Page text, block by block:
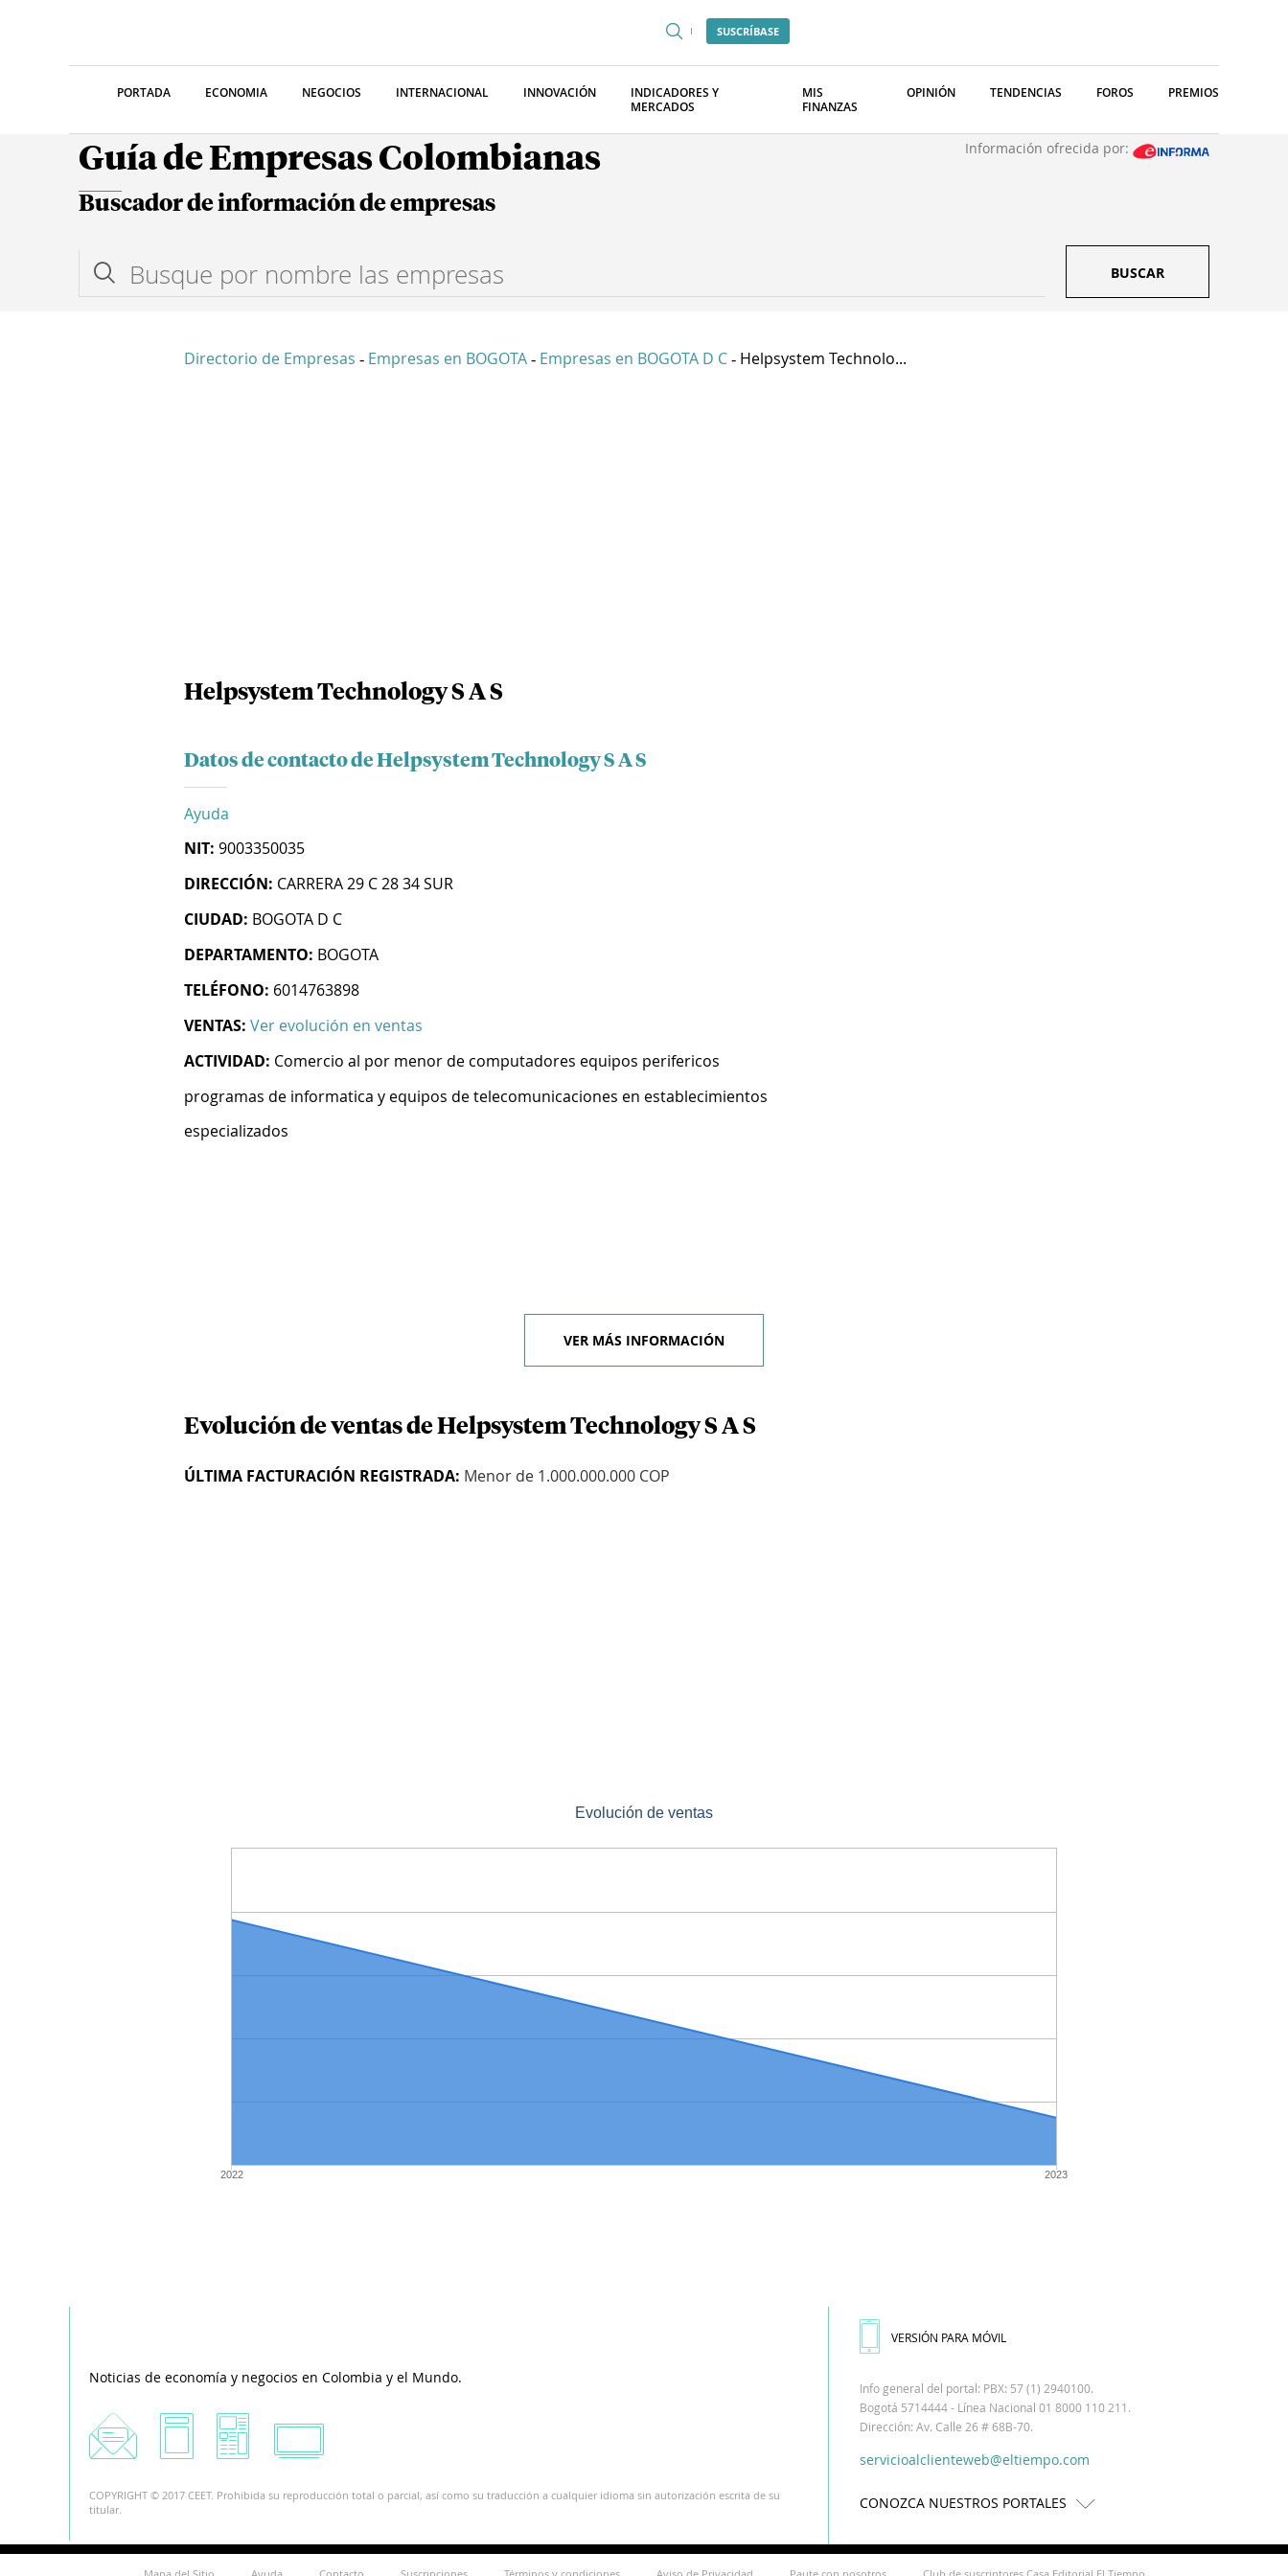
SUSCRÍBASE
PORTADA ECONOMIA NEGOCIOS INTERNACIONAL INNOVACIÓN
INDICADORES Y
MERCADOS
MIS
FINANZAS
OPINIÓN TENDENCIAS FOROS PREMIOS
Guía de Empresas Colombianas Información ofrecida por:
Buscador de información de empresas
BUSCAR
Directorio de Empresas - Empresas en BOGOTA - Empresas en BOGOTA D C - Helpsystem Technolo...
Helpsystem Technology S A S
Datos de contacto de Helpsystem Technology S A S
Ayuda
NIT: 9003350035
DIRECCIÓN: CARRERA 29 C 28 34 SUR
CIUDAD: BOGOTA D C
DEPARTAMENTO: BOGOTA
TELÉFONO: 6014763898
VENTAS: Ver evolución en ventas
ACTIVIDAD: Comercio al por menor de computadores equipos perifericos
programas de informatica y equipos de telecomunicaciones en establecimientos
especializados
VER MÁS INFORMACIÓN
Evolución de ventas de Helpsystem Technology S A S
ÚLTIMA FACTURACIÓN REGISTRADA: Menor de 1.000.000.000 COP
Evolución de ventas
2022 2023
Noticias de economía y negocios en Colombia y el Mundo.
COPYRIGHT © 2017 CEET. Prohibida su reproducción total o parcial, así como su traducción a cualquier idioma sin autorización escrita de su
titular.
VERSIÓN PARA MÓVIL
Info general del portal: PBX: 57 (1) 2940100.
Bogotá 5714444 - Línea Nacional 01 8000 110 211.
Dirección: Av. Calle 26 # 68B-70.
servicioalclienteweb@eltiempo.com
CONOZCA NUESTROS PORTALES